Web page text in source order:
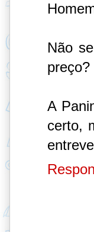
Não
preço?
A
certo,